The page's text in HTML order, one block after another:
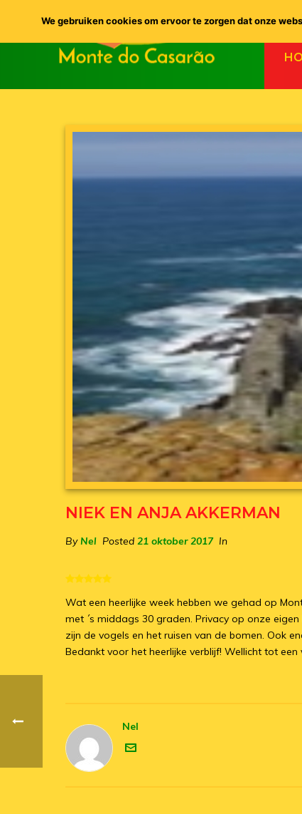
NIEK EN ANJA AKKERMAN
ByNel Posted 21 oktober 2017 In
Wat een heerlijke week hebben we gehad op
met ´s middags 30 graden. Privacy op onze
zijn de vogels en het ruisen van de bomen. Ook
Bedankt voor het heerlijke verblijf! Wellicht tot een
Nel
We gebruiken cookies om ervoor te zorgen dat onze